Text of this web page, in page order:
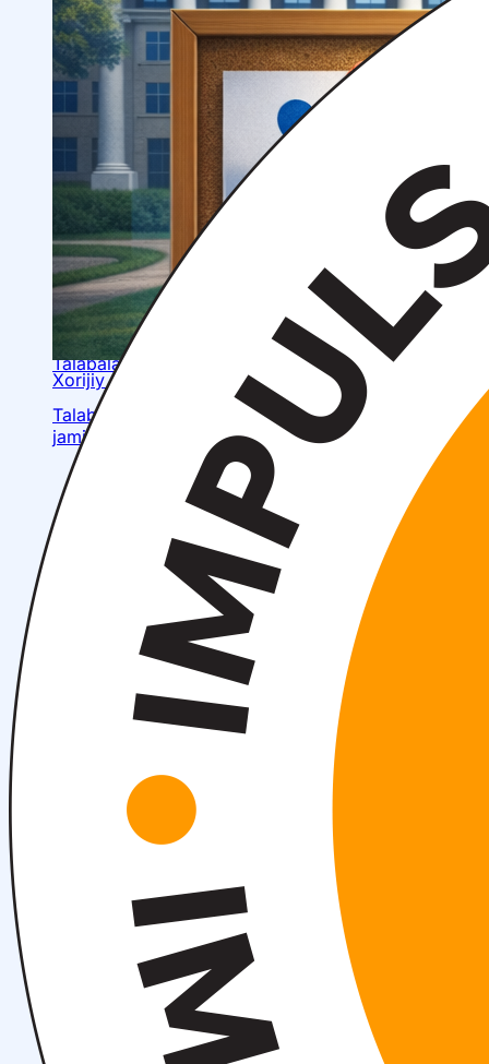
OTM tuzilmasi
Institut prezidenti murojaati
Impuls Tibbiyot Instituti
TarixiMissiya va kelajakdagi maqsad
Boshqaruv
kengashiAkkreditatsiya va litsenziyalar
Me’yoriy
hujjatlar
Talabalar uchun ma’lumotlar
Talabalar uchun grantlar va imtiyozlarTalabalar
jamiyati (Student union)
Tayyorlov kurslari
Xorijiy abituriyentlar uchun Savol-javob (FAQ)